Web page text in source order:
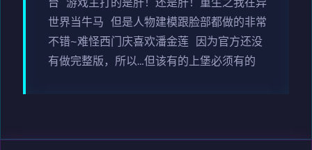
台 游戏主打的是肝！还是肝！重生之我在异
世界当牛马 但是人物建模跟脸部都做的非常
不错~难怪西门庆喜欢潘金莲 因为官方还没
有做完整版，所以…但该有的上堡必须有的